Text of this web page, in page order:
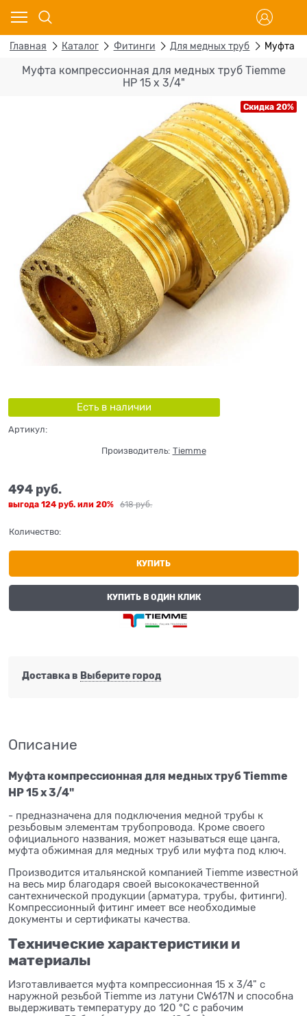
Главная Каталог Фитинги Для медных труб Муфта
Муфта компрессионная для медных труб Tiemme
НР 15 х 3/4"
Скидка 20%
Есть в наличии
Артикул:
Производитель: Tiemme
618 руб.
494 руб.
выгода 124 руб. или 20%
Количество:
КУПИТЬ
КУПИТЬ В ОДИН КЛИК
Доставка в Выберите город
Описание
Муфта компрессионная для медных труб Tiemme
НР 15 х 3/4"
- предназначена для подключения медной трубы к
резьбовым элементам трубопровода. Кроме своего
официального названия, может называться еще цанга,
муфта обжимная для медных труб или муфта под ключ.
Производится итальянской компанией Tiemme известной
на весь мир благодаря своей высококачественной
сантехнической продукции (арматура, трубы, фитинги).
Компрессионный фитинг имеет все необходимые
документы и сертификаты качества.
Технические характеристики и
материалы
Изготавливается муфта компрессионная 15 x 3/4" с
наружной резьбой Tiemme из латуни CW617N и способна
выдерживать температуру до 120 °C с рабочим